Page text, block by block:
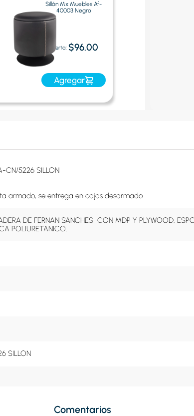
Sillón Mx Muebles Af-
40003 Negro
Oferta:$96.00
Agregar
CN/5226 SILLON
armado, se entrega en cajas desarmado
DE FERNAN SANCHES  CON MDP Y PLYWOOD,
POLIURETANICO.
SILLON
Comentarios